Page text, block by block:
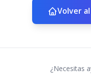
Volver
¿Necesitas